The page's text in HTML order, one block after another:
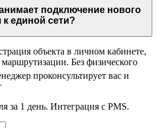
Авторизованный вызов при
подключение нового
к единой сети?
объекта в личном кабинете,
Без физического
проконсультирует вас и
за 1 день. Интеграция с PMS.